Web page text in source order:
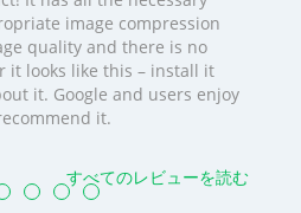
image compression
quality and there is no
it looks like this – install it
it. Google and users enjoy
it.
すべてのレビューを読む